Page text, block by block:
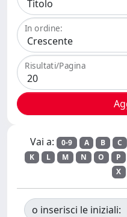
In ordine:
Risultati/Pagina
Vai a: 0-9 A B C
K
L M N O P
X
o inserisci le iniziali: